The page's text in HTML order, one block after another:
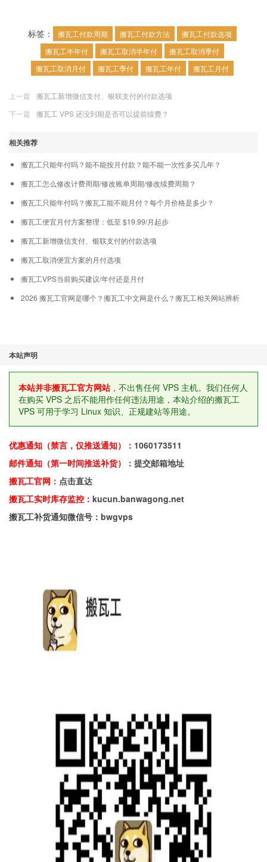
标签： 搬瓦工付款周期 搬瓦工付款方法
搬瓦工付款选项
搬瓦工半年付
搬瓦工取消半年付
搬瓦工取消季付
搬瓦工取消月付
搬瓦工季付 搬瓦工年付 搬瓦工月付
上一篇
搬瓦工新增微信支付、银联支付的付款选项
下一篇
搬瓦工 VPS 还没到期是否可以提前续费？
相关推荐
搬瓦工只能年付吗？能不能按月付款？能不能一次性多买几年？
搬瓦工怎么修改计费周期/修改账单周期/修改续费周期？
搬瓦工只能年付吗？搬瓦工能不能月付？每个月价格是多少？
搬瓦工便宜月付方案整理：低至 $19.99/月起步
搬瓦工新增微信支付、银联支付的付款选项
搬瓦工取消便宜方案的月付选项
搬瓦工VPS当前购买建议/年付还是月付
2026 搬瓦工官网是哪个？搬瓦工中文网是什么？搬瓦工相关网站辨析
本站声明
本站并非搬瓦工官方网站，不出售任何 VPS 主机。我们任何人
在购买 VPS 之后不能用作任何违法用途，本站介绍的搬瓦工
VPS 可用于学习 Linux 知识、正规建站等用途。
优惠通知（禁言，仅推送通知）： 1060173511
邮件通知（第一时间推送补货）： 提交邮箱地址
搬瓦工官网： 点击直达
搬瓦工实时库存监控： kucun.banwagong.net
搬瓦工补货通知微信号：bwgvps